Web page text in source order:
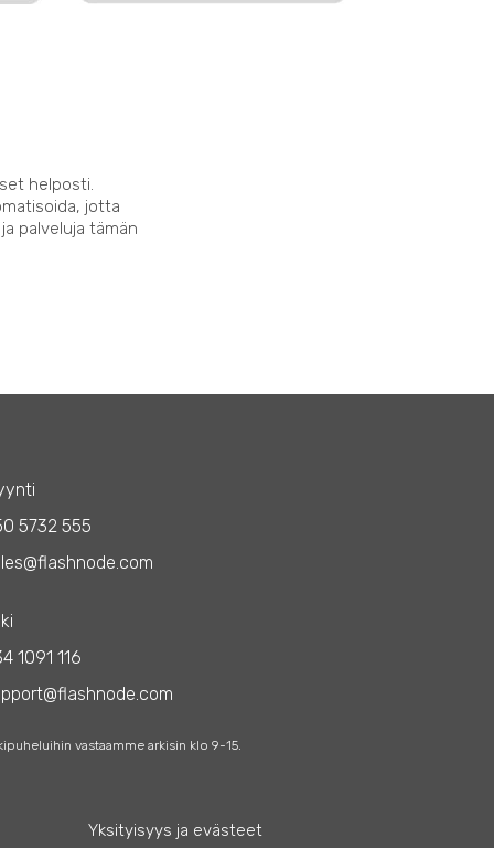
helposti.
jotta
palveluja tämän
5732 555
1091 116
vastaamme arkisin klo 9-15.
Yksityisyys ja evästeet